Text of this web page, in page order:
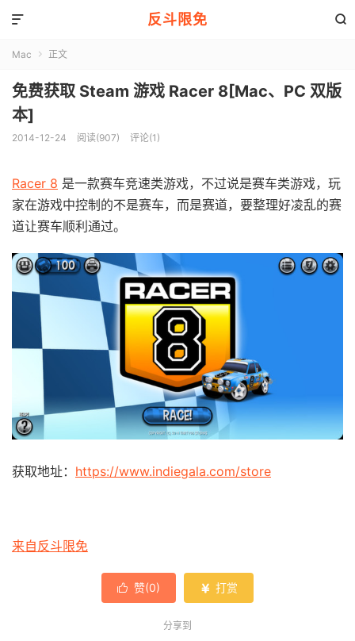
反斗限免 

Mac  正文
免费获取 Steam 游戏 Racer 8[Mac、PC 双版
本]
2014-12-24 阅读(907) 评论(1)
Racer 8 是一款赛车竞速类游戏，不过说是赛车类游戏，玩
家在游戏中控制的不是赛车，而是赛道，要整理好凌乱的赛
道让赛车顺利通过。
获取地址： https://www.indiegala.com/store
来自反斗限免
 赞(0)  打赏
分享到